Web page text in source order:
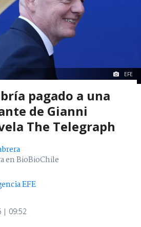
EFE
pagado a una
de Gianni
The Telegraph
en BioBioChile
EFE
| 09:52